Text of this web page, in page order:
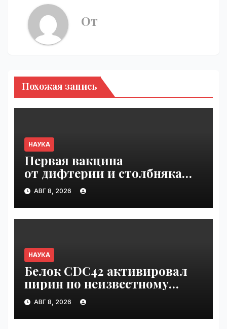
От
Похожая запись
НАУКА
Первая вакцина
от дифтерии и столбняка
с хранением без
холодильника прошла
первую фазу испытаний |
VseTime.ru
АВГ 8, 2026
НАУКА
Белок CDC42 активировал
пирин по неизвестному
ранее механизму | VseTime.ru
АВГ 8, 2026